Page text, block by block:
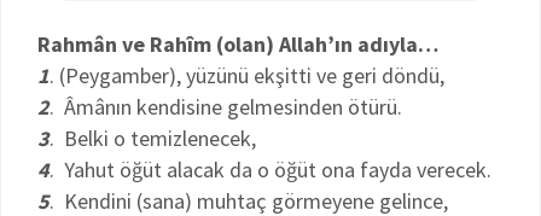
Rahmân ve Rahîm (olan) Allah’ın adıyla…
1. (Peygamber), yüzünü ekşitti ve geri döndü,
2. Âmânın kendisine gelmesinden ötürü.
3. Belki o temizlenecek,
4. Yahut öğüt alacak da o öğüt ona fayda verecek.
5. Kendini (sana) muhtaç görmeyene gelince,